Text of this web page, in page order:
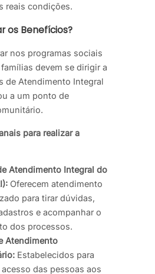
reais condições.
os Benefícios?
nos programas sociais
devem se dirigir a
de Atendimento Integral
a um ponto de
para realizar a
Atendimento Integral do
Oferecem atendimento
para tirar dúvidas,
e acompanhar o
dos processos.
Atendimento
Estabelecidos para
das pessoas aos